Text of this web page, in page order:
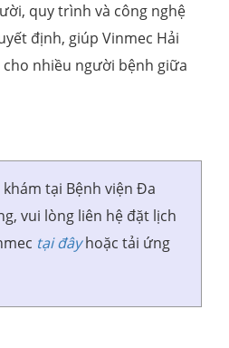
quy trình và công nghệ
định, giúp Vinmec Hải
nhiều người bệnh giữa
tại Bệnh viện Đa
vui lòng liên hệ đặt lịch
tại đâyhoặc tải ứng